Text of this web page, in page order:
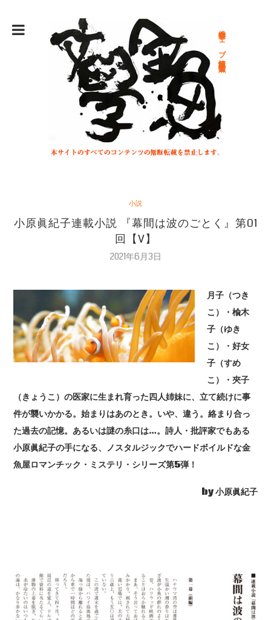
総合文学ウェブ情報誌 文学金魚
小説
小原眞紀子連載小説 『幕間は波のごとく』第01
回【V】
2021年6月3日
月子（つき
こ）・楡木
子（ゆき
こ）・好女
子（すめ
こ）・夾子
（きょうこ）の医家に生まれ育った四人姉妹に、立て続けに事
件が襲いかかる。始まりはあのとき。いや、違う。絡まり合っ
た過去の記憶。あるいは謎の糸口は…。詩人・批評家でもある
小原眞紀子の手になる、ノスタルジックでハードボイルドな金
魚屋ロマンチック・ミステリ・シリーズ第5弾！
by 小原眞紀子